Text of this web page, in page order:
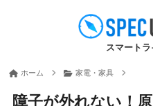
スマート
ホーム 家電・家具
障子が外れない！